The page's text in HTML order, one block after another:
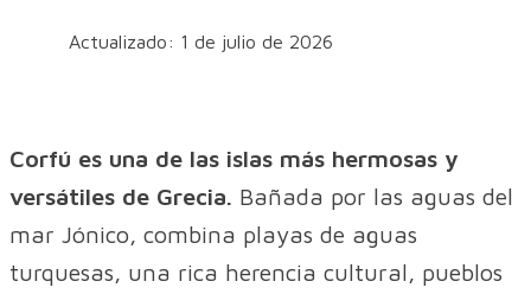
Actualizado: 1 de julio de 2026
Corfú es una de las islas más hermosas y
versátiles de Grecia. Bañada por las aguas del
mar Jónico, combina playas de aguas
turquesas, una rica herencia cultural, pueblos